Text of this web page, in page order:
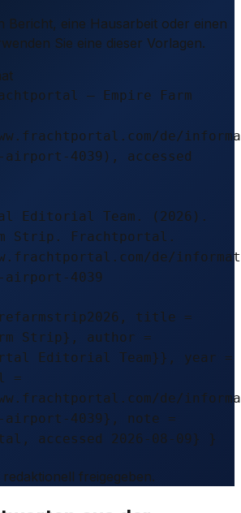
Bericht, eine Hausarbeit oder einen
Sie eine dieser Vorlagen.
– Empire Farm
de/
4039), accessed
Editorial Team. (2026).
Strip. Frachtportal.
de/
4039
title =
Strip}, author =
Editorial Team}}, year =
=
de/
4039}, note =
accessed 2026-08-09} }
freigegeben.